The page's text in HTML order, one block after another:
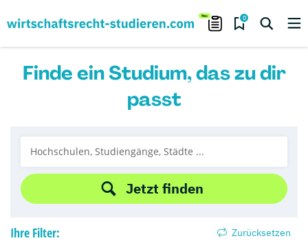
0
Finde ein Studium, das zu dir
passt
Jetzt finden
Ihre Filter: Zurücksetzen